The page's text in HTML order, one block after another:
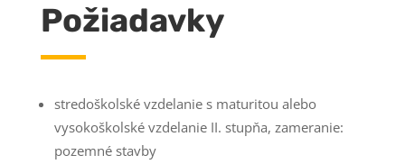
Požiadavky
stredoškolské vzdelanie s maturitou alebo
vysokoškolské vzdelanie II. stupňa, zameranie:
pozemné stavby